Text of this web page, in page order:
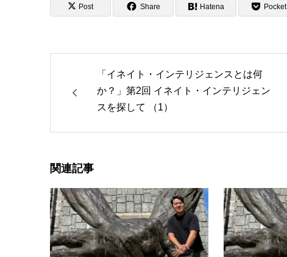
Post Share Hatena Pocket
「イネイト・インテリジェンスとは何
か？」第2回 イネイト・インテリジェン
スを探して （1）
関連記事